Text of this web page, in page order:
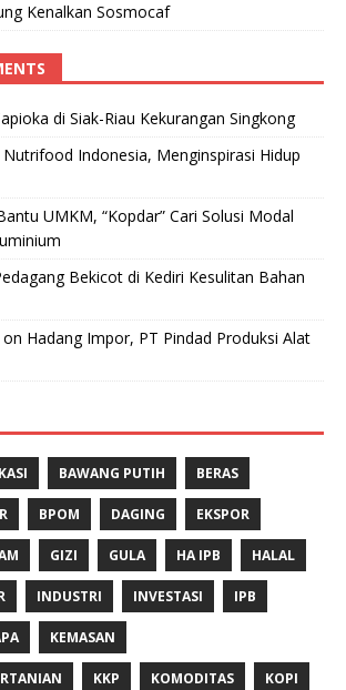
Kenalkan Sosmocaf
di Siak-Riau Kekurangan Singkong
Indonesia, Menginspirasi Hidup
UMKM, “Kopdar” Cari Solusi Modal
Bekicot di Kediri Kesulitan Bahan
on Hadang Impor, PT Pindad Produksi Alat
BAWANG PUTIH BERAS
BPOM DAGING EKSPOR
GIZI GULA HA IPB HALAL
INDUSTRI INVESTASI IPB
KEMASAN
KKP KOMODITAS KOPI